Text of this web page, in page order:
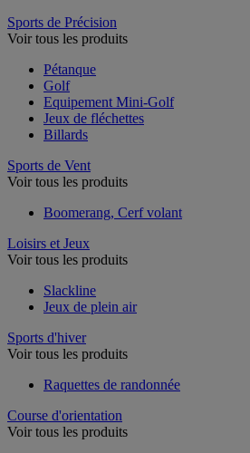
Sports de Précision
Voir tous les produits
Pétanque
Golf
Equipement Mini-Golf
Jeux de fléchettes
Billards
Sports de Vent
Voir tous les produits
Boomerang, Cerf volant
Loisirs et Jeux
Voir tous les produits
Slackline
Jeux de plein air
Sports d'hiver
Voir tous les produits
Raquettes de randonnée
Course d'orientation
Voir tous les produits